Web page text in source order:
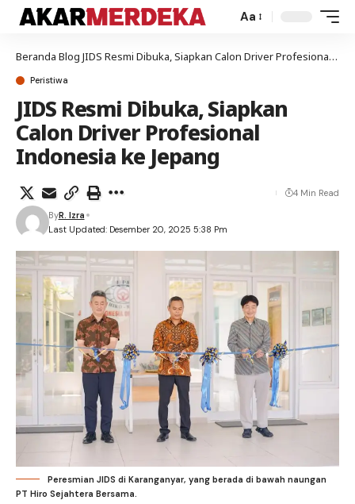
Aa
Beranda Blog JIDS Resmi Dibuka, Siapkan Calon Driver Profesional Indonesia ke Jepang
Peristiwa
JIDS Resmi Dibuka, Siapkan
Calon Driver Profesional
Indonesia ke Jepang
Last Updated: Desember 20, 2025 5:38 Pm
ByR. Izra
4 Min Read
Peresmian JIDS di Karanganyar, yang berada di bawah naungan
PT Hiro Sejahtera Bersama.